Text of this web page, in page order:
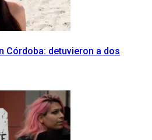
Córdoba: detuvieron a dos